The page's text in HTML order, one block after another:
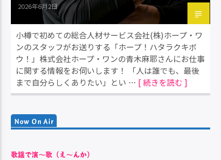
2026年6月2日
小樽で初めての総合人材サービス会社(株)ホープ・ワ
ンのスタッフがお送りする「ホープ！ハタラクキボ
ウ！」株式会社ホープ・ワンの青木麻耶さんにお仕事
に関する情報をお伺いします！ 「人は誰でも、最後
まで自分らしくありたい」とい … [ 続きを読む ]
Now On Air
歌謡で演〜歌（え〜んか）